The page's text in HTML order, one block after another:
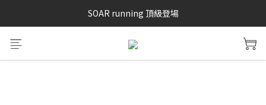
SAYSKY 26'春夏兩件85折
SOAR running 頂級登場
加入LINE好友 再領100購物金 點我加入